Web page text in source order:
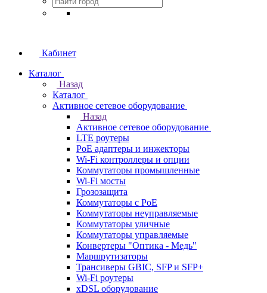
Кабинет
Каталог
Назад
Каталог
Активное сетевое оборудование
Назад
Активное сетевое оборудование
LTE роутеры
PoE адаптеры и инжекторы
Wi-Fi контроллеры и опции
Коммутаторы промышленные
Wi-Fi мосты
Грозозащита
Коммутаторы c PoE
Коммутаторы неуправляемые
Коммутаторы уличные
Коммутаторы управляемые
Конвертеры "Оптика - Медь"
Маршрутизаторы
Трансиверы GBIC, SFP и SFP+
Wi-Fi роутеры
xDSL оборудование